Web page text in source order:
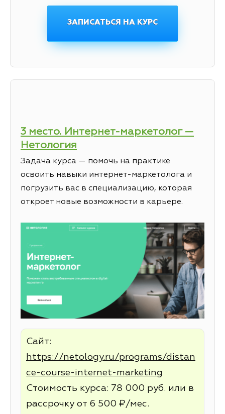
ЗАПИСАТЬСЯ НА КУРС
3 место. Интернет-маркетолог —
Нетология
Задача курса — помочь на практике
освоить навыки интернет-маркетолога и
погрузить вас в специализацию, которая
откроет новые возможности в карьере.
Сайт:
https://netology.ru/programs/distan
ce-course-internet-marketing
Стоимость курса: 78 000 руб. или в
рассрочку от 6 500 ₽/мес.